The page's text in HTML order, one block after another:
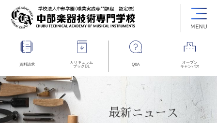
資料請求
カリキュラム
ブックDL
Q&A
オープン
キャンパス
最新ニュース